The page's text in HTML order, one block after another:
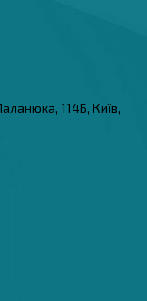
114Б, Київ,